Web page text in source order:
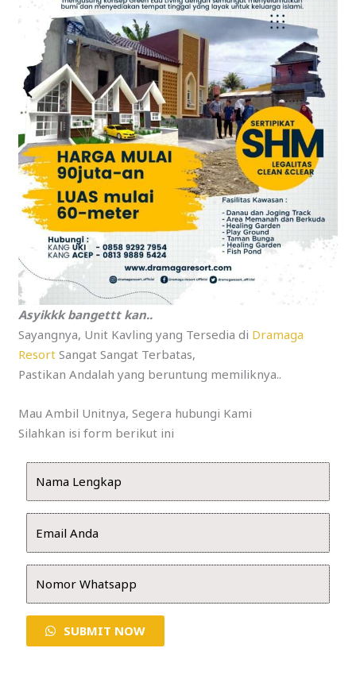
Asyikkk bangettt kan..
Sayangnya, Unit Kavling yang Tersedia di Dramaga
Resort Sangat Sangat Terbatas,
Pastikan Andalah yang beruntung memiliknya..
Mau Ambil Unitnya, Segera hubungi Kami
Silahkan isi form berikut ini
SUBMIT NOW